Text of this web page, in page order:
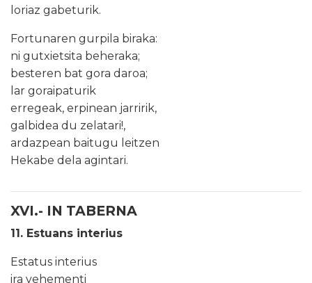
loriaz gabeturik.
Fortunaren gurpila biraka:
ni gutxietsita beheraka;
besteren bat gora daroa;
lar goraipaturik
erregeak, erpinean jarririk,
galbidea du zelatari!,
ardazpean baitugu leitzen
Hekabe dela agintari.
XVI.- IN TABERNA
11. Estuans interius
Estatus interius
ira vehementi